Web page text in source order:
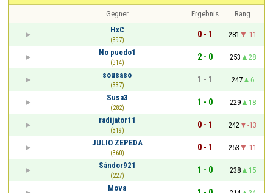
Gegner Ergebnis
Rang
HxC
(397)
0 - 1 281
-11
No puedo1
(314)
2 - 0 253
28
sousaso
(337)
1 - 1 247
6
Susa3
(282)
1 - 0 229
18
radijator11
(319)
0 - 1 242
-13
JULIO ZEPEDA
(360)
0 - 1 253
-11
Sándor921
(227)
1 - 0 238
15
Mova